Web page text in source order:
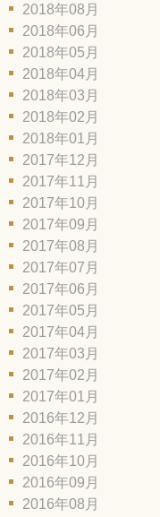
2018年08月
2018年06月
2018年05月
2018年04月
2018年03月
2018年02月
2018年01月
2017年12月
2017年11月
2017年10月
2017年09月
2017年08月
2017年07月
2017年06月
2017年05月
2017年04月
2017年03月
2017年02月
2017年01月
2016年12月
2016年11月
2016年10月
2016年09月
2016年08月